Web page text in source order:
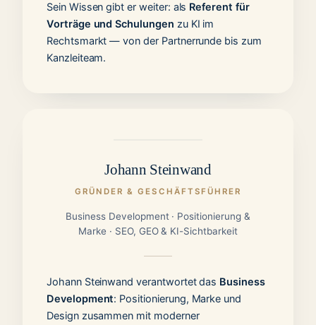
Sein Wissen gibt er weiter: als Referent für
Vorträge und Schulungen zu KI im
Rechtsmarkt — von der Partnerrunde bis zum
Kanzleiteam.
Johann Steinwand
GRÜNDER & GESCHÄFTSFÜHRER
Business Development · Positionierung &
Marke · SEO, GEO & KI-Sichtbarkeit
Johann Steinwand verantwortet das Business
Development: Positionierung, Marke und
Design zusammen mit moderner